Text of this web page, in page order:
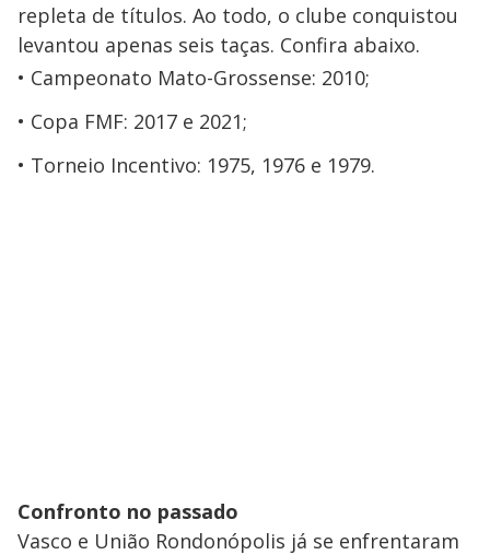
repleta de títulos. Ao todo, o clube conquistou
levantou apenas seis taças. Confira abaixo.
Campeonato Mato-Grossense: 2010;
Copa FMF: 2017 e 2021;
Torneio Incentivo: 1975, 1976 e 1979.
Confronto no passado
Vasco e União Rondonópolis já se enfrentaram